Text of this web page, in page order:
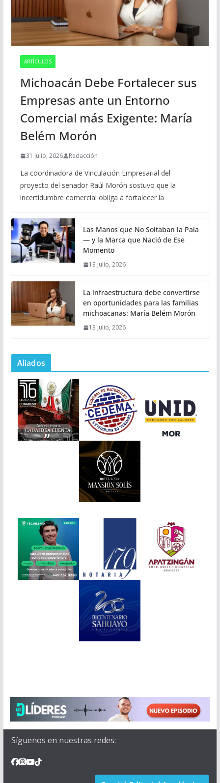
ARTÍCULOS
Michoacán Debe Fortalecer sus
Empresas ante un Entorno
Comercial más Exigente: María
Belém Morón
31 julio, 2026 Redacción
La coordinadora de Vinculación Empresarial del
proyecto del senador Raúl Morón sostuvo que la
incertidumbre comercial obliga a fortalecer la
Las Manos que No Soltaban la Pala
— y la Marca que Nació de Ese
Momento
13 julio, 2026
La infraestructura debe convertirse
en oportunidades para las familias
michoacanas: María Belém Morón
13 julio, 2026
Aliados
Síguenos en nuestras redes: